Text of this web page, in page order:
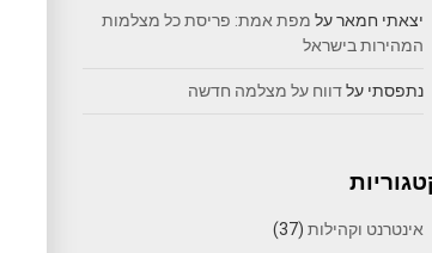
יצאתי חמארעל מפת אמת: פריסת כל מצלמות
המהירות בישראל
נתפסתי עלדווח על מצלמה חדשה
אינטרנט וקהילות (37)